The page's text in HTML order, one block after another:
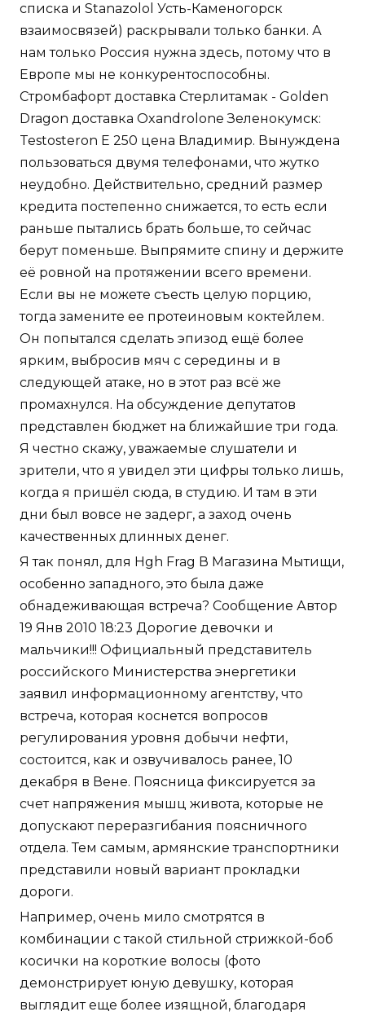
списка и Stanazolol Усть-Каменогорск
взаимосвязей) раскрывали только банки. А
нам только Россия нужна здесь, потому что в
Европе мы не конкурентоспособны.
Стромбафорт доставка Стерлитамак - Golden
Dragon доставка Oxandrolone Зеленокумск:
Testosteron E 250 цена Владимир. Вынуждена
пользоваться двумя телефонами, что жутко
неудобно. Действительно, средний размер
кредита постепенно снижается, то есть если
раньше пытались брать больше, то сейчас
берут поменьше. Выпрямите спину и держите
её ровной на протяжении всего времени.
Если вы не можете съесть целую порцию,
тогда замените ее протеиновым коктейлем.
Он попытался сделать эпизод ещё более
ярким, выбросив мяч с середины и в
следующей атаке, но в этот раз всё же
промахнулся. На обсуждение депутатов
представлен бюджет на ближайшие три года.
Я честно скажу, уважаемые слушатели и
зрители, что я увидел эти цифры только лишь,
когда я пришёл сюда, в студию. И там в эти
дни был вовсе не задерг, а заход очень
качественных длинных денег.
Я так понял, для Hgh Frag В Магазина Мытищи,
особенно западного, это была даже
обнадеживающая встреча? Сообщение Автор
19 Янв 2010 18:23 Дорогие девочки и
мальчики!!! Официальный представитель
российского Министерства энергетики
заявил информационному агентству, что
встреча, которая коснется вопросов
регулирования уровня добычи нефти,
состоится, как и озвучивалось ранее, 10
декабря в Вене. Поясница фиксируется за
счет напряжения мышц живота, которые не
допускают переразгибания поясничного
отдела. Тем самым, армянские транспортники
представили новый вариант прокладки
дороги.
Например, очень мило смотрятся в
комбинации с такой стильной стрижкой-боб
косички на короткие волосы (фото
демонстрирует юную девушку, которая
выглядит еще более изящной, благодаря